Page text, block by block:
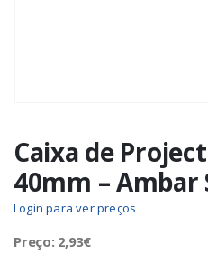
Caixa de
40mm – Ambar
Login para ver preços
Preço: 2,93€